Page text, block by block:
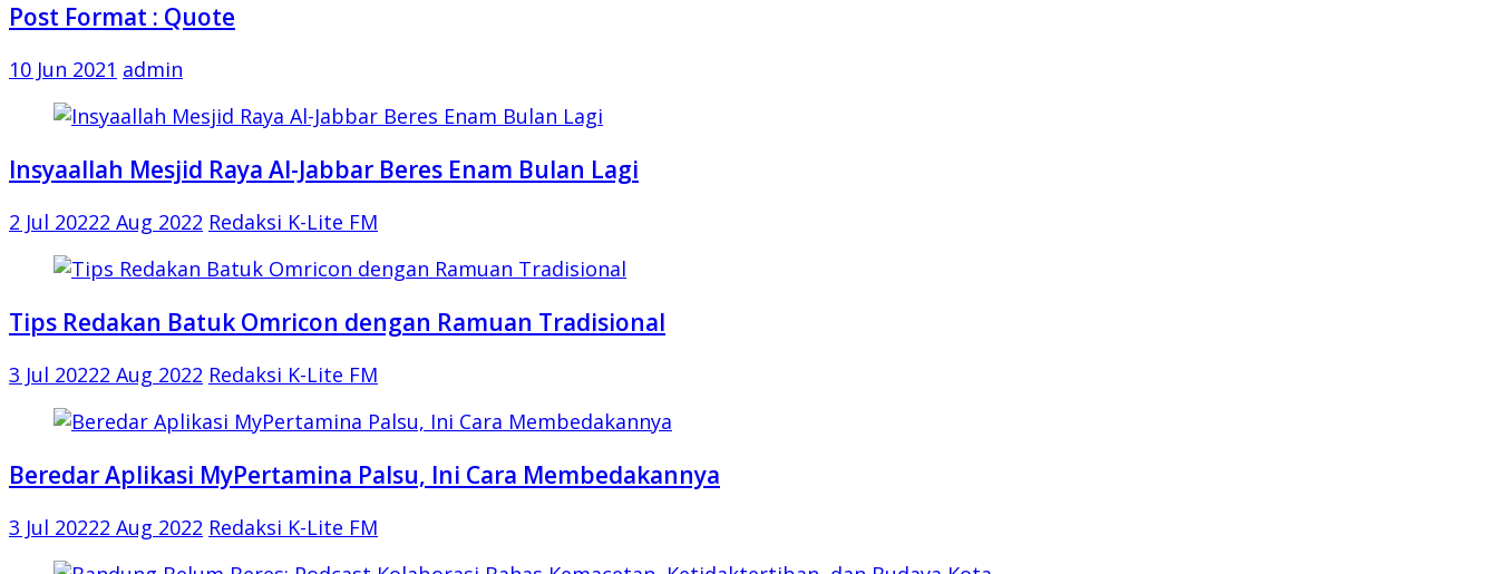
Post Format : Quote
10 Jun 2021 admin
Insyaallah Mesjid Raya Al-Jabbar Beres Enam Bulan Lagi
2 Jul 20222 Aug 2022 Redaksi K-Lite FM
Tips Redakan Batuk Omricon dengan Ramuan Tradisional
3 Jul 20222 Aug 2022 Redaksi K-Lite FM
Beredar Aplikasi MyPertamina Palsu, Ini Cara Membedakannya
3 Jul 20222 Aug 2022 Redaksi K-Lite FM